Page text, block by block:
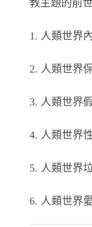
教主題的前
1. 人類世界
2. 人類世界
3. 人類世界
4. 人類世界
5. 人類世界
6. 人類世界